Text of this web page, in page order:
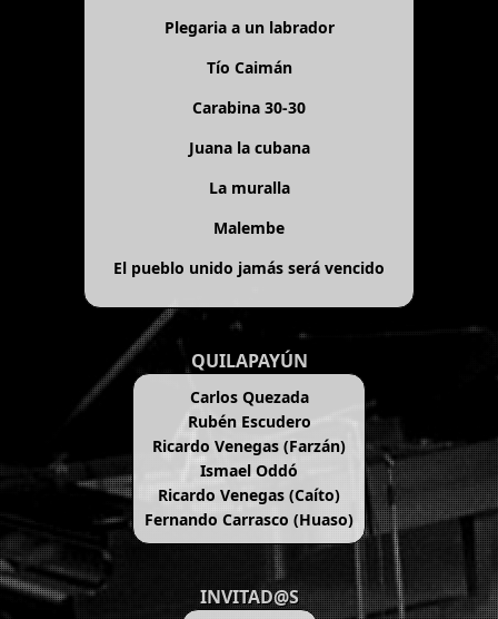
Plegaria a un labrador
Tío Caimán
Carabina 30-30
Juana la cubana
La muralla
Malembe
El pueblo unido jamás será vencido
QUILAPAYÚN
Carlos Quezada
Rubén Escudero
Ricardo Venegas (Farzán)
Ismael Oddó
Ricardo Venegas (Caíto)
Fernando Carrasco (Huaso)
INVITAD@S